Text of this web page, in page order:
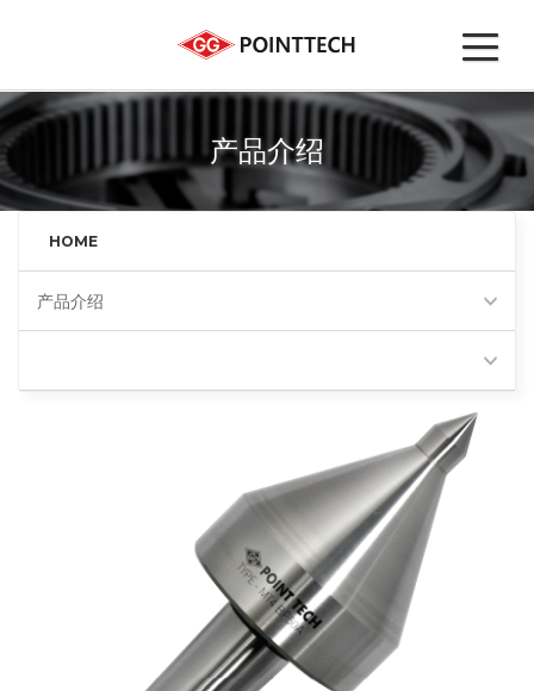
产品介绍
HOME
产品介绍
60度伞形顶尖(BP60)